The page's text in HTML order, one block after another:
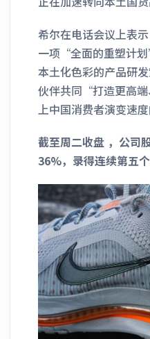
希尔在电话会议上表
一项“全面的重塑计
本土化色彩的产品研
伙伴共同“打造更高
上中国消费者演变速
截至周二收盘 ，公司
36%，录得连续第五